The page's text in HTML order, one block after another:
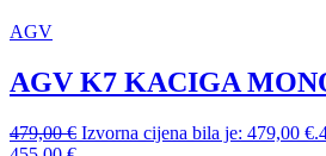
AGV
AGV K7 KACIGA
479,00€ Izvorna cijena bila je: 479,00 €.